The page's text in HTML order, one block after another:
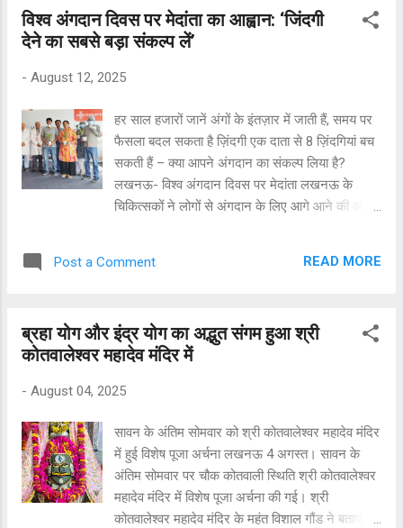
ट्रिलियन डॉलर की इकोनोमी बनाने के सरकार के
दृष्टिकोण के अनुरूप है, जो लखनऊ को उभरते एआई
टेक्नोलॉजी में ग्लोबल लीडर InMOBI ने लखनऊ में नए
टेक्नोलॉजी सेंटर का लॉन्च किया। इस लॉन्च के साथ यह
शहर कंपनी के ग्लोबल इनोवेशन नेटवर्क में शामिल हो गया
है। InMOBI जो भारत की पहली यूनिकॉर्न कंपनी के रूप में
मशहूर है, लखनऊ में प्रवेश करने वाली कुछ पहली ग्लोबल
डीप-टेक कंपनियों में से एक है। यह InMOBI के मिशन के
अनुसार भारत के महानगरों के दायरे से बढ़कर छो...
विश्व अंगदान दिवस पर मेदांता का आह्वान: ‘जिंदगी
देने का सबसे बड़ा संकल्प लें’
- August 12, 2025
हर साल हजारों जानें अंगों के इंतज़ार में जाती हैं, समय पर
फैसला बदल सकता है ज़िंदगी एक दाता से 8 ज़िंदगियां बच
सकती हैं – क्या आपने अंगदान का संकल्प लिया है?
लखनऊ- विश्व अंगदान दिवस पर मेदांता लखनऊ के
चिकित्सकों ने लोगों से अंगदान के लिए आगे आने की अपील
सकता है, लेकिन देश में अंगों की ज़रूरत और उपलब्धता के
उपलब्धता महज 08 हजार है। इसी तरह लगभग 50 हजार
लिवर की प्रतिवर्ष आवश्यकता होती है लेकिन इसकी
प्रतिवर्ष लगभग 5 लाख लोग दिल, लिवर, किडनी या फेफड़े
जैसे अंगों के ट्रांसप्लांट के इंतज़ार के कारण अपनी जान
गंवा देते हैं। जागरूकता बढ़ने के बावजूद, भ्रांतियां और
संकोच अब भी लोगों को अंगदान से रोकते हैं।वहीं अगर
उत्तर प्रदेश की बात की जाए तो प्रतिवर्ष 25,000 लोगों की
रोड एक्सीडेंट में जान चली जाती है। इसमें ब्रेन डेड हुए
Post a Comment READ MORE
ब्रहा योग और इंद्र योग का अद्भुत संगम हुआ श्री
कोतवालेश्वर महादेव मंदिर में
- August 04, 2025
सावन के अंतिम सोमवार को श्री कोतवालेश्वर महादेव मंदिर
में हुई विशेष पूजा अर्चना लखनऊ 4 अगस्त। सावन के
अंतिम सोमवार पर चौक कोतवाली स्थिति श्री कोतवालेश्वर
महादेव मंदिर में विशेष पूजा अर्चना की गई। श्री
कोतवालेश्वर महादेव मंदिर के महंत विशाल गौंड ने बताया कि